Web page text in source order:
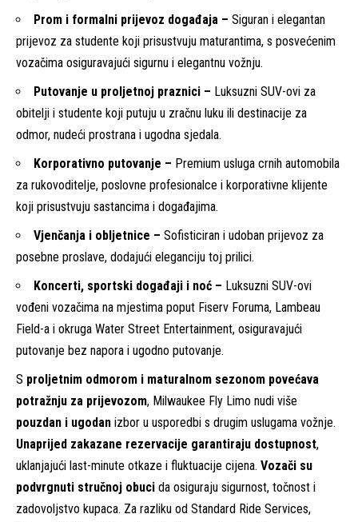
Prom i formalni prijevoz događaja – Siguran i elegantan
prijevoz za studente koji prisustvuju maturantima, s posvećenim
vozačima osiguravajući sigurnu i elegantnu vožnju.
Putovanje u proljetnoj praznici – Luksuzni SUV-ovi za
obitelji i studente koji putuju u zračnu luku ili destinacije za
odmor, nudeći prostrana i ugodna sjedala.
Korporativno putovanje – Premium usluga crnih automobila
za rukovoditelje, poslovne profesionalce i korporativne klijente
koji prisustvuju sastancima i događajima.
Vjenčanja i obljetnice – Sofisticiran i udoban prijevoz za
posebne proslave, dodajući eleganciju toj prilici.
Koncerti, sportski događaji i noć – Luksuzni SUV-ovi
vođeni vozačima na mjestima poput Fiserv Foruma, Lambeau
Field-a i okruga Water Street Entertainment, osiguravajući
putovanje bez napora i ugodno putovanje.
S proljetnim odmorom i maturalnom sezonom povećava
potražnju za prijevozom, Milwaukee Fly Limo nudi više
pouzdan i ugodan izbor u usporedbi s drugim uslugama vožnje.
Unaprijed zakazane rezervacije garantiraju dostupnost,
uklanjajući last-minute otkaze i fluktuacije cijena. Vozači su
podvrgnuti stručnoj obuci da osiguraju sigurnost, točnost i
zadovoljstvo kupaca. Za razliku od Standard Ride Services,